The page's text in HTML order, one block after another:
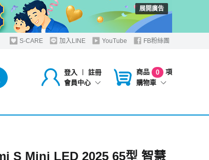
展開廣告
S-CARE 加入LINE YouTube FB粉絲團
登入 ︱
註冊
會員中心
商品 0
項
購物車
S Mini LED 2025 65型 智慧